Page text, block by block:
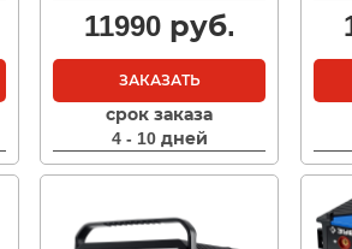
11990руб.
ЗАКАЗАТЬ
срок заказа
4 - 10 дней